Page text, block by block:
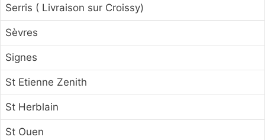
Serris ( Livraison sur Croissy)
Sèvres
Signes
St Etienne Zenith
St Herblain
St Ouen